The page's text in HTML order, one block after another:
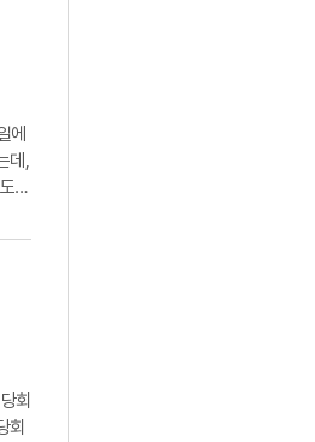
에
데,
들
회
회